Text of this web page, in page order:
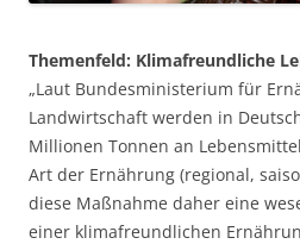
Themenfeld: Klimafreundliche
„Laut Bundesministerium für
Landwirtschaft werden in
Millionen Tonnen an
Art der Ernährung (regional,
diese Maßnahme daher eine
einer klimafreundlichen